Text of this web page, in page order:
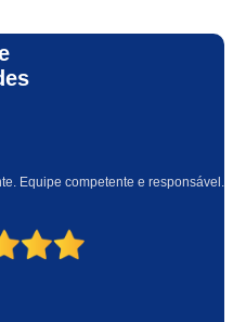
de Camburi
Equipe competente e responsável.